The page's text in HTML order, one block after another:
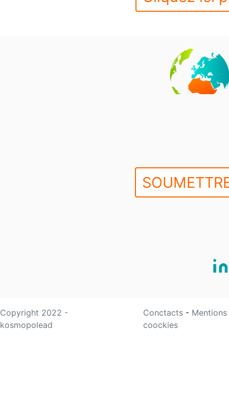
Copyright 2022 -
kosmopolead
Conctacts -
coockies